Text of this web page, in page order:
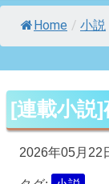
Home / 小説
[連載小説
2026年05月22